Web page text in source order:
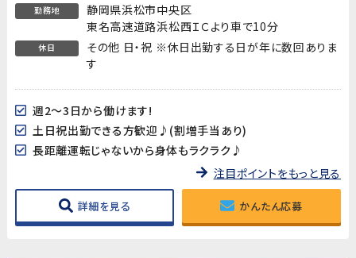
勤務地
静岡県浜松市中央区
東名高速道路浜松西ＩＣより車で10分
休日
その他 日・祝 ※休日出勤する日が年に数回ありま
す
週2～3日から働けます!
土日祝出勤できる方歓迎♪(割増手当あり)
長距離運転じゃないから身体もラクラク♪
注目ポイントをもっと見る
詳細を見る かんたん応募